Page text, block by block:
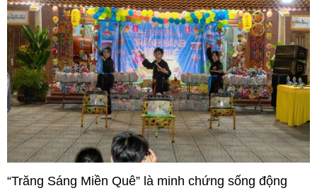
“Trăng Sáng Miền Quê” là minh chứng sống động